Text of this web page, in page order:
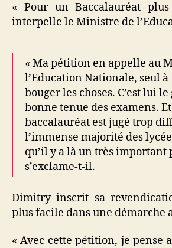
« Pour un Baccalauréat
interpelle le Ministre de
« Ma pétition en appelle au
l’Education Nationale, seul
bouger les choses. C’est lui
bonne tenue des examens.
baccalauréat est jugé trop
l’immense majorité des
qu’il y a là un très important
s’exclame-t-il.
Dimitry inscrit sa
plus facile dans une démarche
« Avec cette pétition, je pense